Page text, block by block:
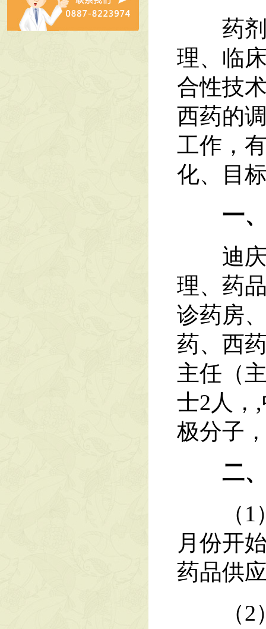
药剂
理、临
合性技
西药的
工作，
化、目
一
迪庆
理、药
诊药房
药、西
主任（
士2人，
极分子
二
（1）
月份开
药品供
（2）